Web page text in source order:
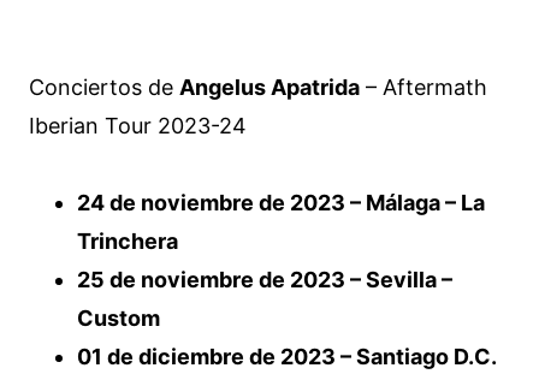
Conciertos de Angelus Apatrida – Aftermath
Iberian Tour 2023-24
24 de noviembre de 2023 – Málaga – La
Trinchera
25 de noviembre de 2023 – Sevilla –
Custom
01 de diciembre de 2023 – Santiago D.C.